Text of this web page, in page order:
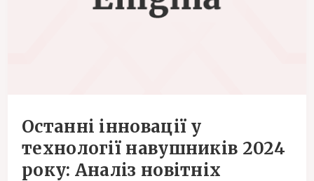
Останні інновації у
технології навушників 2024
року: Аналіз новітніх